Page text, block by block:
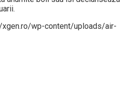
xgen.ro/wp-content/uploads/air-